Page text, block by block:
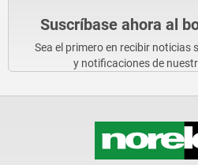
Suscríbase ahora al
Sea el primero en recibir
y notificaciones de